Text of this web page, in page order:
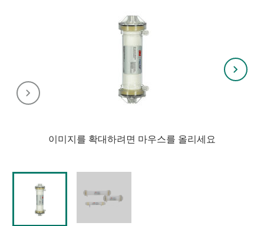
이미지를 확대하려면 마우스를 올리세요